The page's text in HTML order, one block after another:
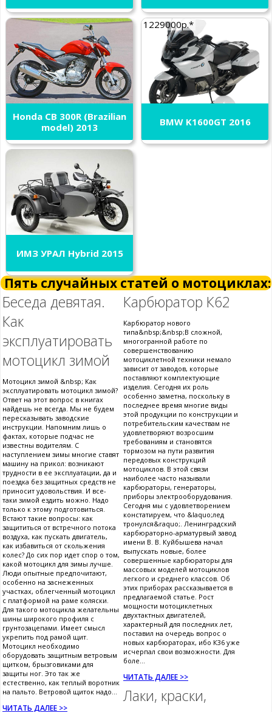
Honda CB 300R (Brazilian
model) 2013
1229000р.*
BMW K1600GT 2016
ИМЗ УРАЛ Hybrid 2015
Пять случайных статей о мотоциклах:
Беседа девятая.
Как
эксплуатировать
мотоцикл зимой
Мотоцикл зимой &nbsp; Как
эксплуатировать мотоцикл зимой?
Ответ на этот вопрос в книгах
найдешь не всегда. Мы не будем
пересказывать заводские
инструкции. Напомним лишь о
фактах, которые подчас не
известны водителям. С
наступлением зимы многие ставят
машину на прикол: возникают
трудности в ее эксплуатации, да и
поездка без защитных средств не
приносит удовольствия. И все-
таки зимой ездить можно. Надо
только к этому подготовиться.
Встают такие вопросы: как
защититься от встречного потока
воздуха, как пускать двигатель,
как избавиться от скольжения
колес? До сих пор идет спор о том,
какой мотоцикл для зимы лучше.
Люди опытные предпочитают,
особенно на заснеженных
участках, облегченный мотоцикл
с платформой на раме коляски.
Для такого мотоцикла желательны
шины широкого профиля с
грунтозацепами. Имеет смысл
укрепить под рамой щит.
Мотоцикл необходимо
оборудовать защитным ветровым
щитком, брызговиками для
защиты ног. Это так же
естественно, как теплый воротник
на пальто. Ветровой щиток надо...
ЧИТАТЬ ДАЛЕЕ >>
Карбюратор К62
Карбюратор нового
типа&nbsp;&nbsp;В сложной,
многогранной работе по
совершенствованию
мотоциклетной техники немало
зависит от заводов, которые
поставляют комплектующие
изделия. Сегодня их роль
особенно заметна, поскольку в
последнее время многие виды
этой продукции по конструкции и
потребительским качествам не
удовлетворяют возросшим
требованиям и становятся
тормозом на пути развития
передовых конструкций
мотоциклов. В этой связи
наиболее часто называли
карбюраторы, генераторы,
приборы электрооборудования.
Сегодня мы с удовлетворением
констатируем, что &laquo;лед
тронулся&raquo;. Ленинградский
карбюраторно-арматурвый завод
имени В. В. Куйбышева начал
выпускать новые, более
совершенные карбюраторы для
массовых моделей мотоциклов
легкого и среднего классов. Об
этих приборах рассказывается в
предлагаемой статье. Рост
мощности мотоциклетных
двухтактных двигателей,
характерный для последних лет,
поставил на очередь вопрос о
новых карбюраторах, ибо К36 уже
исчерпал свои возможности. Для
боле...
ЧИТАТЬ ДАЛЕЕ >>
Лаки, краски,